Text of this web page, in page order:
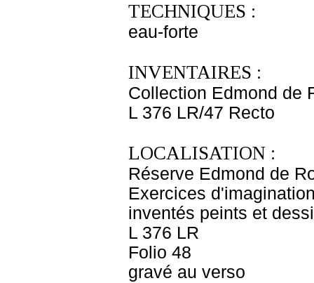
TECHNIQUES :
eau-forte
INVENTAIRES :
Collection Edmond de
L 376 LR/47 Recto
LOCALISATION :
Réserve Edmond de
Exercices
inventés peints et
L 376 LR
Folio 48
gravé au verso